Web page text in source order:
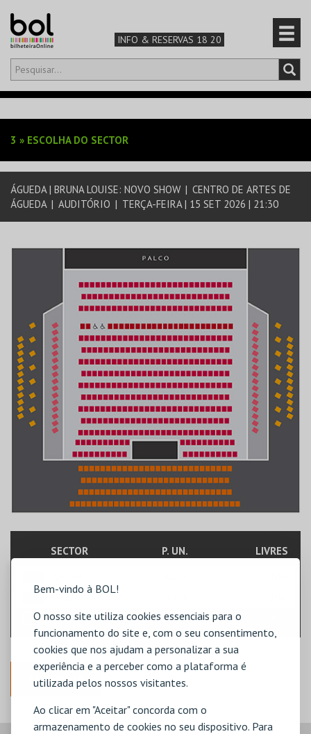
Bem-vindo à BOL!
O nosso site utiliza cookies essenciais para o
funcionamento do site e, com o seu consentimento,
cookies que nos ajudam a personalizar a sua
experiência e a perceber como a plataforma é
utilizada pelos nossos visitantes.
Ao clicar em "Aceitar" concorda com o
armazenamento de cookies no seu dispositivo. Para
INFO & RESERVAS 18 20
Olá,iniciar sessão
TEATRO & ARTE
MÚSICA & FESTIVAIS
DESPORTO & AVENTURA
3 » ESCOLHA DO SECTOR
ÁGUEDA | BRUNA LOUISE: NOVO SHOW | CENTRO DE ARTES DE
ÁGUEDA | AUDITÓRIO | TERÇA-FEIRA | 15 SET 2026 | 21:30
SECTOR P. UN. LIVRES
PLATEIA
25,00€
ANTERIOR